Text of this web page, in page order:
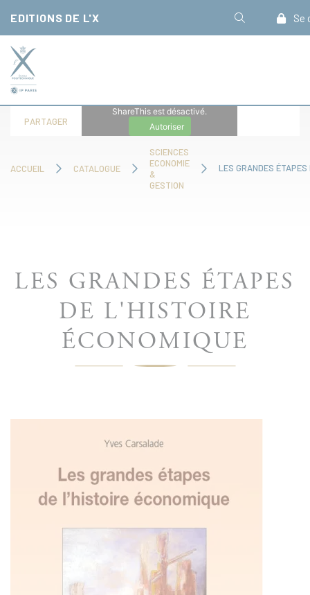
EDITIONS DE L'X Se
ACCUEIL CATALOGUE
SCIENCES
ECONOMIE
&
GESTION
PARTAGER
ShareThis est désactivé.
Autoriser
LES GRANDES ÉTAPES
DE L'HISTOIRE
ÉCONOMIQUE